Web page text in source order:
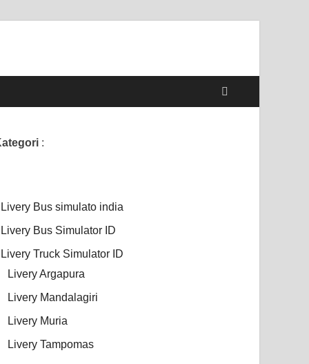
:
Livery Bus simulato india
Livery Bus Simulator ID
Livery Truck Simulator ID
Livery Argapura
Livery Mandalagiri
Livery Muria
Livery Tampomas